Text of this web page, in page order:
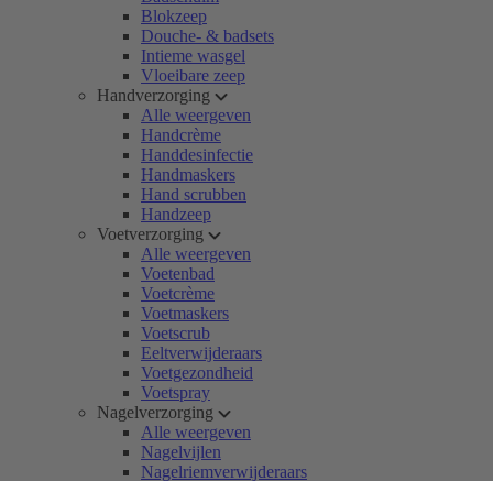
Blokzeep
Douche- & badsets
Intieme wasgel
Vloeibare zeep
Handverzorging
Alle weergeven
Handcrème
Handdesinfectie
Handmaskers
Hand scrubben
Handzeep
Voetverzorging
Alle weergeven
Voetenbad
Voetcrème
Voetmaskers
Voetscrub
Eeltverwijderaars
Voetgezondheid
Voetspray
Nagelverzorging
Alle weergeven
Nagelvijlen
Nagelriemverwijderaars